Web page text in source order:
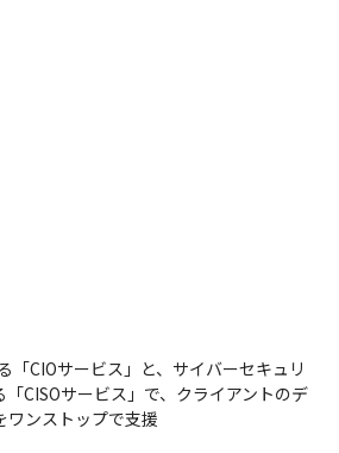
「CIOサービス」と、サイバーセキュリ
CISOサービス」で、クライアントのデ
ワンストップで支援